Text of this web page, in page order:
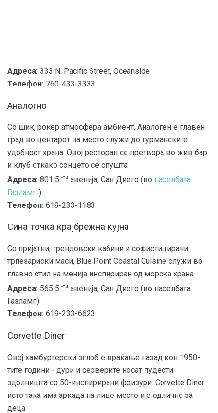
Адреса: 333 N. Pacific Street, Oceanside
Телефон: 760-433-3333
Аналогно
Со шик, рокер атмосфера амбиент, Аналоген е главен
град во центарот на место служи до гурманските
удобност храна. Овој ресторан се претвора во жив бар
и клуб откако сонцето се спушта.
Адреса: 801 5 -ти авенија, Сан Диего (во населбата
Газламп )
Телефон: 619-233-1183
Сина точка крајбрежна кујна
Со пријатни, трендовски кабини и софистицирани
трпезариски маси, Blue Point Coastal Cuisine служи во
главно стил на менија инспириран од морска храна.
Адреса: 565 5 -ти авенија, Сан Диего (во населбата
Газламп)
Телефон: 619-233-6623
Corvette Diner
Овој хамбургерски зглоб е враќање назад кон 1950-
тите години - дури и серверите носат пудести
здолништа со 50-инспирирани фризури. Corvette Diner
исто така има аркада на лице место и е одлично за
деца.